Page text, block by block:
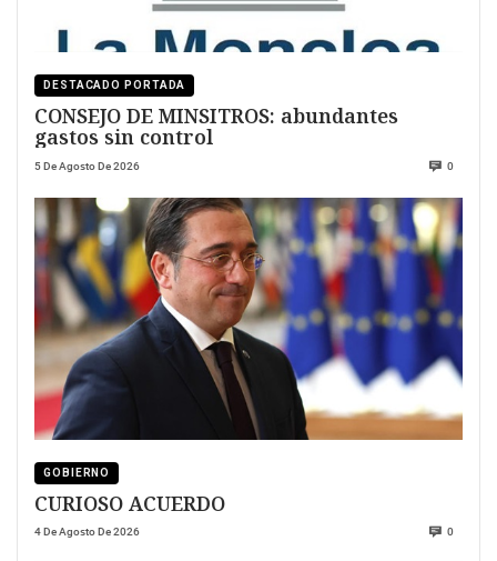
DESTACADO PORTADA
CONSEJO DE MINSITROS: abundantes
gastos sin control
5 De Agosto De 2026 0
GOBIERNO
CURIOSO ACUERDO
4 De Agosto De 2026 0